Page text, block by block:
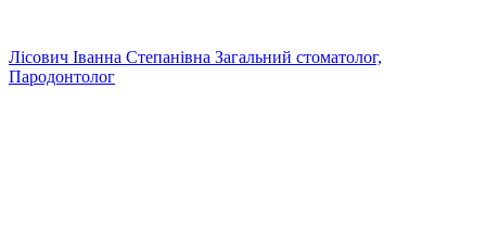
Лісович Іванна Степанівна Загальний стоматолог,
Пародонтолог